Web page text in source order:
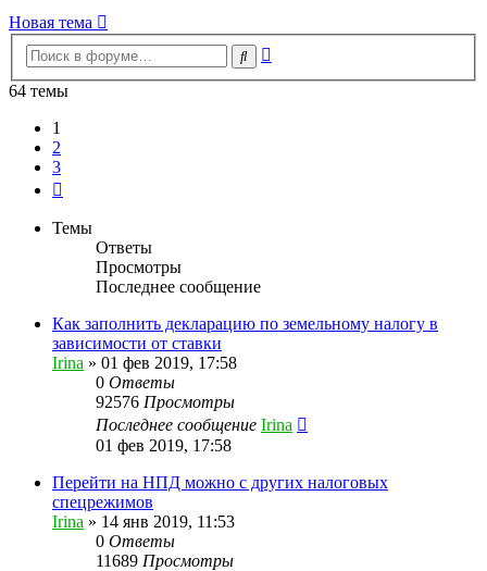
Новая тема
Поиск
64 темы
1
2
3
Темы
Ответы
Просмотры
Последнее сообщение
Как заполнить декларацию по земельному налогу в
зависимости от ставки
Irina » 01 фев 2019, 17:58
0 Ответы
92576 Просмотры
Последнее сообщение Irina
01 фев 2019, 17:58
Перейти на НПД можно с других налоговых
спецрежимов
Irina » 14 янв 2019, 11:53
0 Ответы
11689 Просмотры